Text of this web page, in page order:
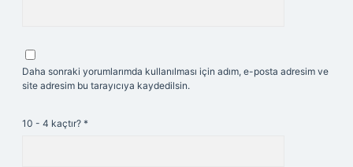
Daha sonraki yorumlarımda kullanılması için adım, e-posta adresim ve
site adresim bu tarayıcıya kaydedilsin.
10 - 4 kaçtır? *